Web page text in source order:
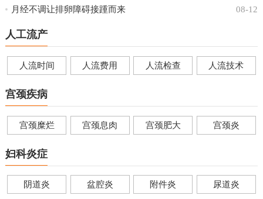
08-12
月经不调让排卵障碍接踵而来
人工流产
人流时间 人流费用 人流检查 人流技术
宫颈疾病
宫颈糜烂 宫颈息肉 宫颈肥大 宫颈炎
妇科炎症
阴道炎 盆腔炎 附件炎 尿道炎